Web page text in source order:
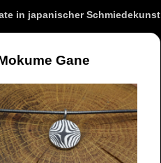
in japanischer Schmiedekunst
Gane